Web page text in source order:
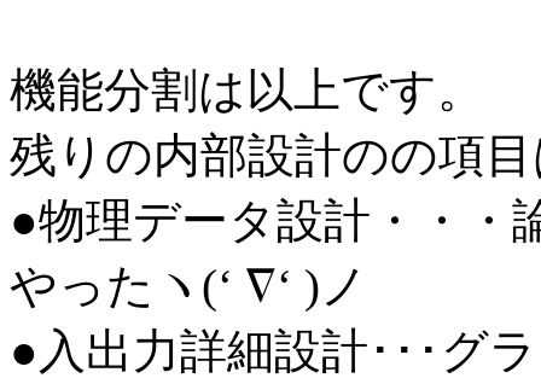
機能分割は以上です。
残りの内部設計のの項
●物理データ設計・・・
やったヽ(‘ ∇‘ )ノ
●入出力詳細設計･･･グ